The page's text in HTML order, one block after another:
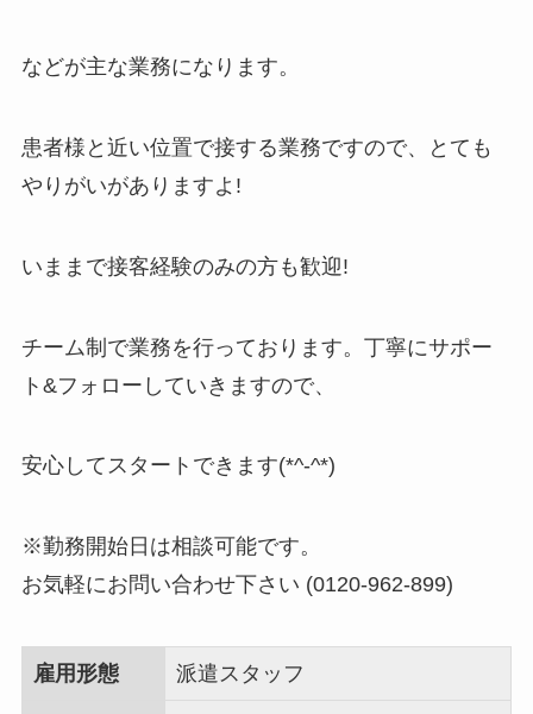
などが主な業務になります。
患者様と近い位置で接する業務ですので、とても
やりがいがありますよ!
いままで接客経験のみの方も歓迎!
チーム制で業務を行っております。丁寧にサポー
ト&フォローしていきますので、
安心してスタートできます(*^-^*)
※勤務開始日は相談可能です。
お気軽にお問い合わせ下さい (0120‐962‐899)
雇用形態 派遣スタッフ